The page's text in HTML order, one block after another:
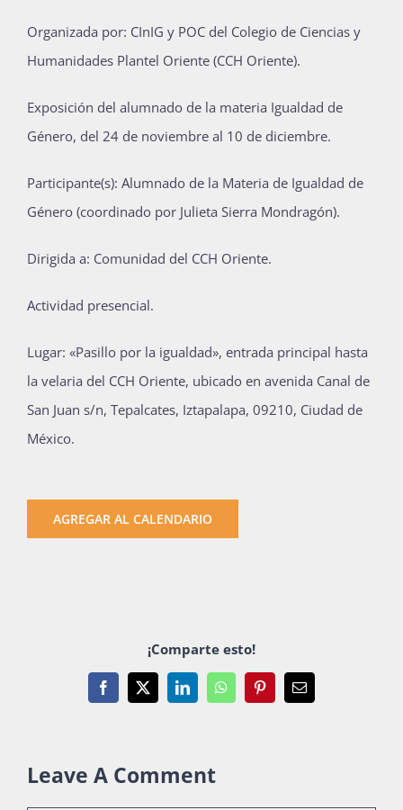
Organizada por: CInIG y POC del Colegio de Ciencias y
Humanidades Plantel Oriente (CCH Oriente).
Exposición del alumnado de la materia Igualdad de
Género, del 24 de noviembre al 10 de diciembre.
Participante(s): Alumnado de la Materia de Igualdad de
Género (coordinado por Julieta Sierra Mondragón).
Dirigida a: Comunidad del CCH Oriente.
Actividad presencial.
Lugar: «Pasillo por la igualdad», entrada principal hasta
la velaria del CCH Oriente, ubicado en avenida Canal de
San Juan s/n, Tepalcates, Iztapalapa, 09210, Ciudad de
México.
AGREGAR AL CALENDARIO
¡Comparte esto!
Facebook
X LinkedInWhatsAppPinterestEmail
Leave A Comment